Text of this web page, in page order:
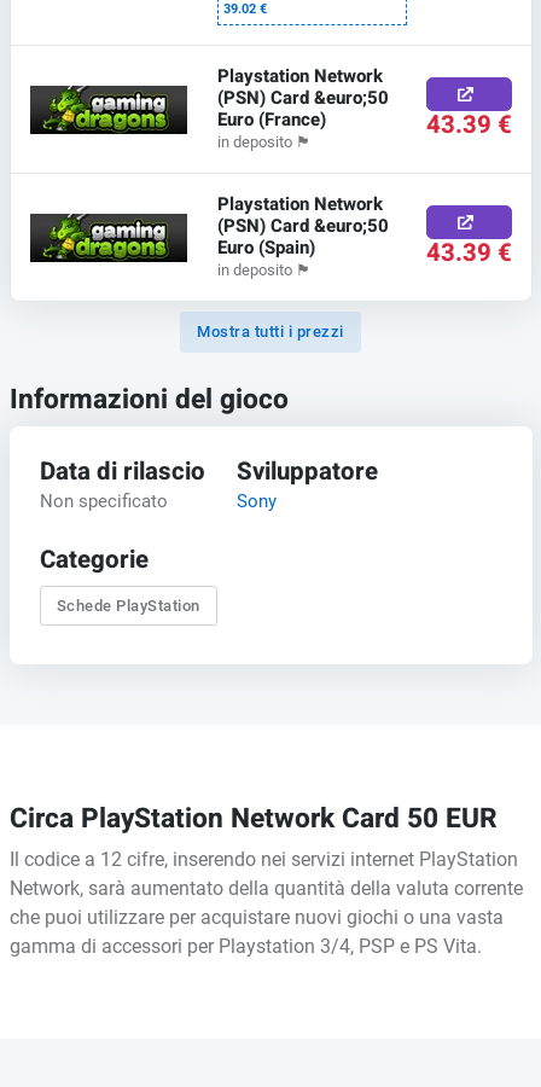
39.02 €
Playstation Network
(PSN) Card &euro;50
Euro (France)
in deposito 🏴 43.39 €
Playstation Network
(PSN) Card &euro;50
Euro (Spain)
in deposito 🏴 43.39 €
Mostra tutti i prezzi
Informazioni del gioco
Data di rilascio
Non specificato
Sviluppatore
Sony
Categorie
Schede PlayStation
Circa PlayStation Network Card 50 EUR
Il codice a 12 cifre, inserendo nei servizi internet PlayStation
Network, sarà aumentato della quantità della valuta corrente
che puoi utilizzare per acquistare nuovi giochi o una vasta
gamma di accessori per Playstation 3/4, PSP e PS Vita.